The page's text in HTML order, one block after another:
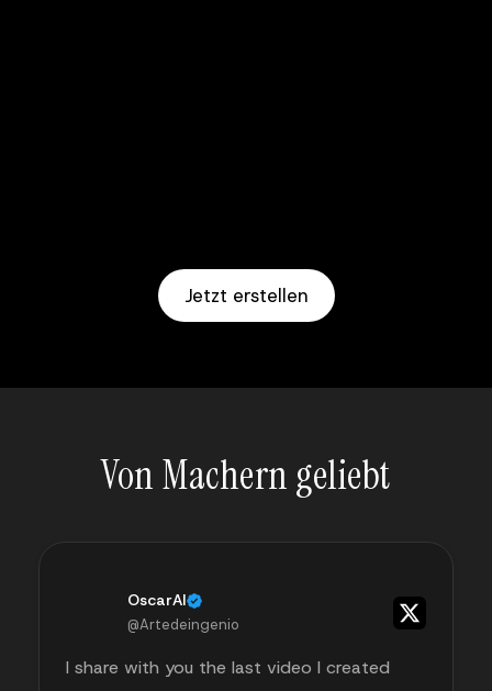
Jetzt erstellen
Von Machern geliebt
OscarAI
@Artedeingenio
I share with you the last video I created